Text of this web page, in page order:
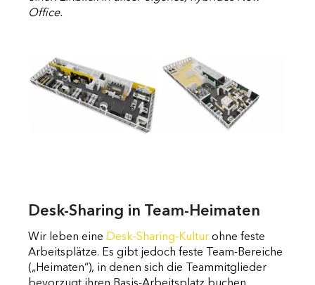
Office.
Desk-Sharing in Team-Heimaten
Wir leben eine Desk-Sharing-Kultur ohne feste
Arbeitsplätze. Es gibt jedoch feste Team-Bereiche
(„Heimaten“), in denen sich die Teammitglieder